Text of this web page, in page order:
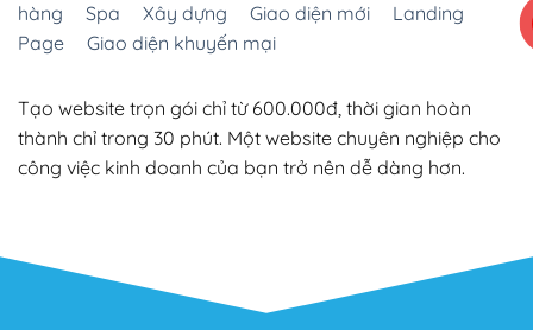
hàng
Spa Xây dựng Giao diện mới
Landing
Page
Giao diện khuyến mại
Tạo website trọn gói chỉ từ 600.000đ, thời gian hoàn
thành chỉ trong 30 phút. Một website chuyên nghiệp cho
công việc kinh doanh của bạn trở nên dễ dàng hơn.